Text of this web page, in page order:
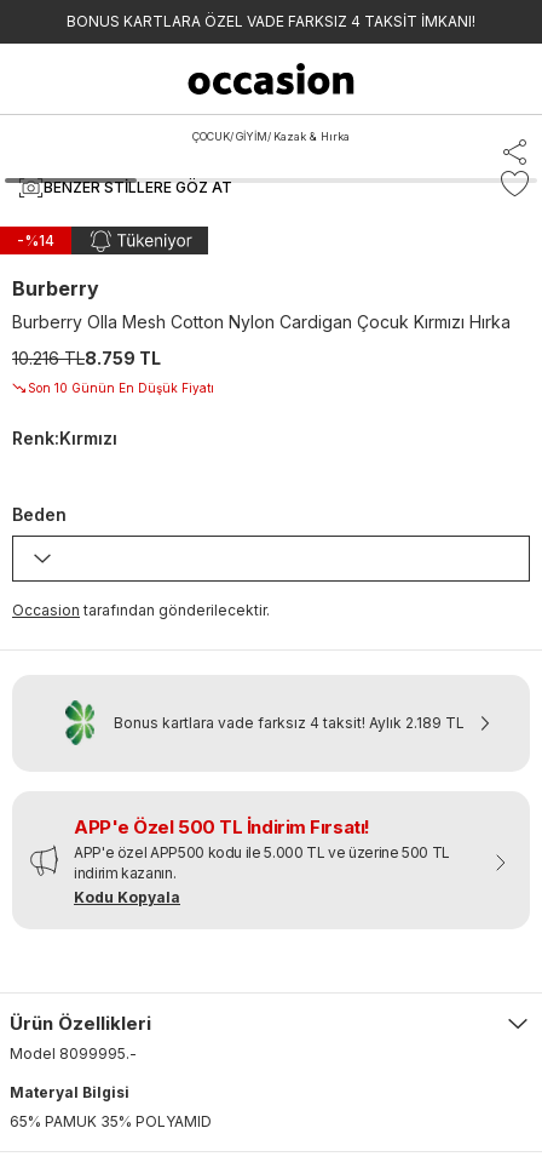
BONUS KARTLARA ÖZEL VADE FARKSIZ 4 TAKSİT İMKANI!
ÇOCUK/GİYİM/ Kazak & Hırka
BENZER STILLERE GÖZ AT
-%14
Burberry
Burberry Olla Mesh Cotton Nylon Cardigan Çocuk Kırmızı Hırka
10.216 TL8.759 TL
Son 10 Günün En Düşük Fiyatı
Renk:Kırmızı
Beden
Occasion tarafından gönderilecektir.
Bonus kartlara vade farksız 4 taksit! Aylık 2.189 TL
APP'e Özel 500 TL İndirim Fırsatı!
APP'e özel APP500 kodu ile 5.000 TL ve üzerine 500 TL
indirim kazanın.
Kodu Kopyala
Ürün Özellikleri
Model 8099995.-
Materyal Bilgisi
65% PAMUK 35% POLYAMID